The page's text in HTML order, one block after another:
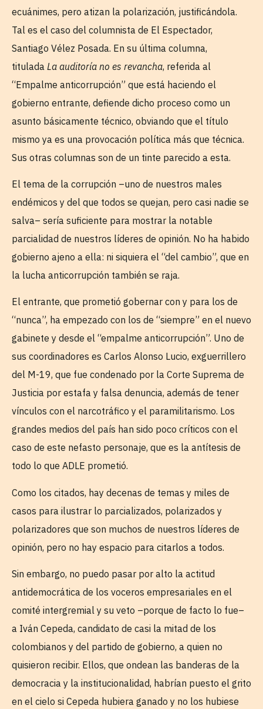
ecuánimes, pero atizan la polarización, justificándola.
Tal es el caso del columnista de El Espectador,
Santiago Vélez Posada. En su última columna,
titulada La auditoría no es revancha, referida al
“Empalme anticorrupción” que está haciendo el
gobierno entrante, defiende dicho proceso como un
asunto básicamente técnico, obviando que el título
mismo ya es una provocación política más que técnica.
Sus otras columnas son de un tinte parecido a esta.
El tema de la corrupción –uno de nuestros males
endémicos y del que todos se quejan, pero casi nadie se
salva– sería suficiente para mostrar la notable
parcialidad de nuestros líderes de opinión. No ha habido
gobierno ajeno a ella: ni siquiera el “del cambio”, que en
la lucha anticorrupción también se raja.
El entrante, que prometió gobernar con y para los de
“nunca”, ha empezado con los de “siempre” en el nuevo
gabinete y desde el “empalme anticorrupción”. Uno de
sus coordinadores es Carlos Alonso Lucio, exguerrillero
del M-19, que fue condenado por la Corte Suprema de
Justicia por estafa y falsa denuncia, además de tener
vínculos con el narcotráfico y el paramilitarismo. Los
grandes medios del país han sido poco críticos con el
caso de este nefasto personaje, que es la antítesis de
todo lo que ADLE prometió.
Como los citados, hay decenas de temas y miles de
casos para ilustrar lo parcializados, polarizados y
polarizadores que son muchos de nuestros líderes de
opinión, pero no hay espacio para citarlos a todos.
Sin embargo, no puedo pasar por alto la actitud
antidemocrática de los voceros empresariales en el
comité intergremial y su veto –porque de facto lo fue–
a Iván Cepeda, candidato de casi la mitad de los
colombianos y del partido de gobierno, a quien no
quisieron recibir. Ellos, que ondean las banderas de la
democracia y la institucionalidad, habrían puesto el grito
en el cielo si Cepeda hubiera ganado y no los hubiese